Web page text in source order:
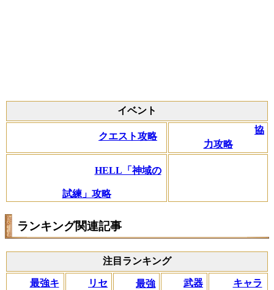
イベント
クエスト攻略
協
力攻略
HELL「神域の
試練」攻略
ランキング関連記事
注目ランキング
最強キ
リセ
最強
武器
キャラ